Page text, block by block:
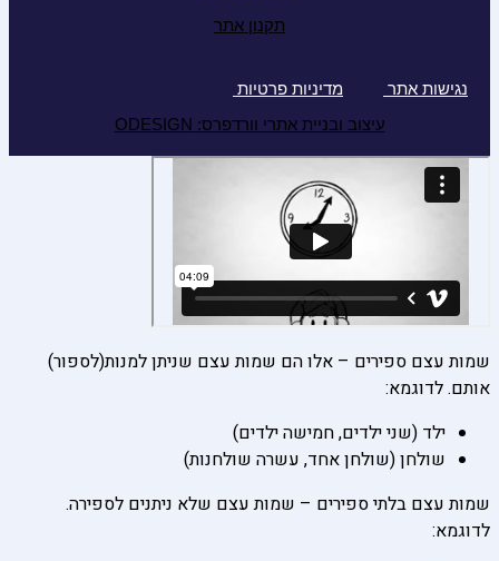
תקנון אתר
נגישות אתר מדיניות פרטיות
עיצוב ובניית אתרי וורדפרס: ODESIGN
שמות עצם ספירים – אלו הם שמות עצם שניתן למנות(לספור)
אותם. לדוגמא:
ילד (שני ילדים, חמישה ילדים)
שולחן (שולחן אחד, עשרה שולחנות)
שמות עצם בלתי ספירים – שמות עצם שלא ניתנים לספירה.
לדוגמא: